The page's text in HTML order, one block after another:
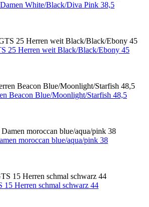
White/Black/Diva Pink 38,5
25 Herren weit Black/Black/Ebony 45
Beacon Blue/Moonlight/Starfish 48,5
moroccan blue/aqua/pink 38
Herren schmal schwarz 44